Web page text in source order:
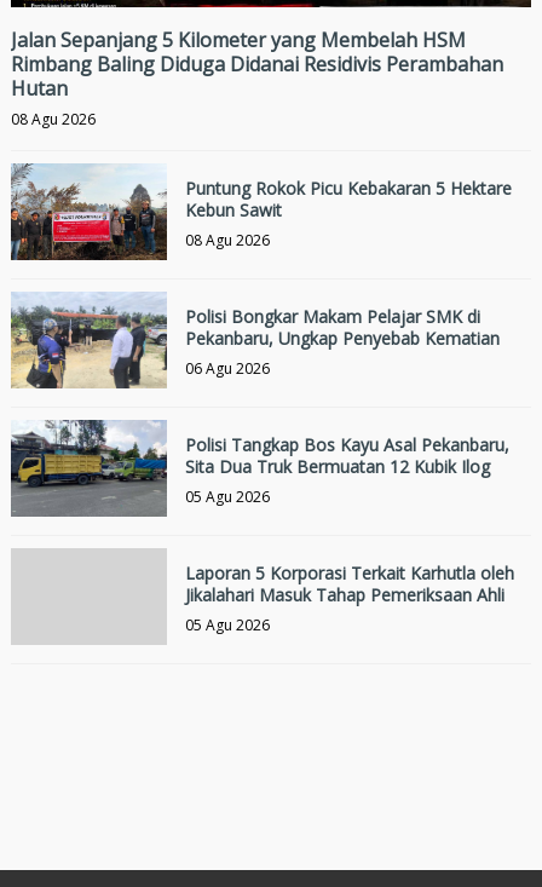
Jalan Sepanjang 5 Kilometer yang Membelah HSM
Rimbang Baling Diduga Didanai Residivis Perambahan
Hutan
08 Agu 2026
Puntung Rokok Picu Kebakaran 5 Hektare
Kebun Sawit
08 Agu 2026
Polisi Bongkar Makam Pelajar SMK di
Pekanbaru, Ungkap Penyebab Kematian
06 Agu 2026
Polisi Tangkap Bos Kayu Asal Pekanbaru,
Sita Dua Truk Bermuatan 12 Kubik Ilog
05 Agu 2026
Laporan 5 Korporasi Terkait Karhutla oleh
Jikalahari Masuk Tahap Pemeriksaan Ahli
05 Agu 2026